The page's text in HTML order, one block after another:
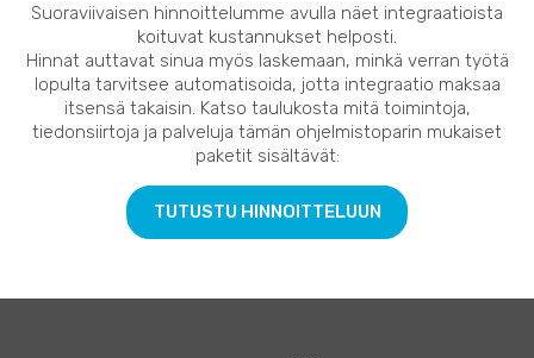
Suoraviivaisen hinnoittelumme avulla näet integraatioista
koituvat kustannukset helposti.
Hinnat auttavat sinua myös laskemaan, minkä verran työtä
lopulta tarvitsee automatisoida, jotta integraatio maksaa
itsensä takaisin. Katso taulukosta mitä toimintoja,
tiedonsiirtoja ja palveluja tämän ohjelmistoparin mukaiset
paketit sisältävät:
TUTUSTU HINNOITTELUUN